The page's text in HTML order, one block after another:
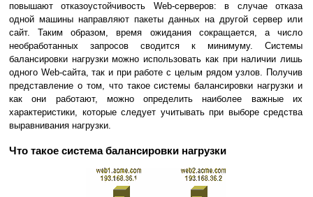
повышают отказоустойчивость Web-серверов: в случае отказа
одной машины направляют пакеты данных на другой сервер или
сайт. Таким образом, время ожидания сокращается, а число
необработанных запросов сводится к минимуму. Системы
балансировки нагрузки можно использовать как при наличии лишь
одного Web-сайта, так и при работе с целым рядом узлов. Получив
представление о том, что такое системы балансировки нагрузки и
как они работают, можно определить наиболее важные их
характеристики, которые следует учитывать при выборе средства
выравнивания нагрузки.
Что такое система балансировки нагрузки